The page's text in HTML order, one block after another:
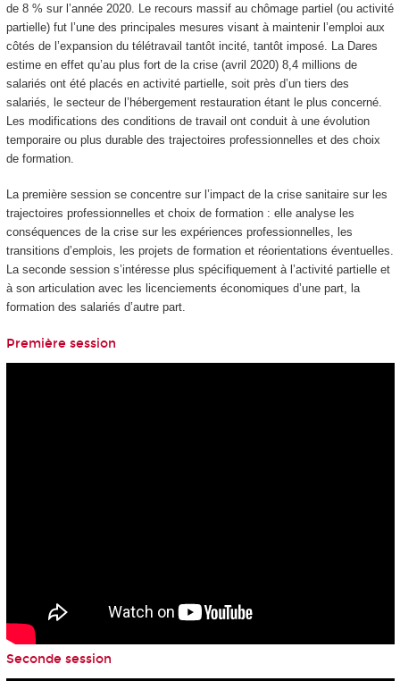
de 8 % sur l’année 2020. Le recours massif au chômage partiel (ou activité
partielle) fut l’une des principales mesures visant à maintenir l’emploi aux
côtés de l’expansion du télétravail tantôt incité, tantôt imposé. La Dares
estime en effet qu’au plus fort de la crise (avril 2020) 8,4 millions de
salariés ont été placés en activité partielle, soit près d’un tiers des
salariés, le secteur de l’hébergement restauration étant le plus concerné.
Les modifications des conditions de travail ont conduit à une évolution
temporaire ou plus durable des trajectoires professionnelles et des choix
de formation.
La première session se concentre sur l’impact de la crise sanitaire sur les
trajectoires professionnelles et choix de formation : elle analyse les
conséquences de la crise sur les expériences professionnelles, les
transitions d’emplois, les projets de formation et réorientations éventuelles.
La seconde session s’intéresse plus spécifiquement à l’activité partielle et
à son articulation avec les licenciements économiques d’une part, la
formation des salariés d’autre part.
Première session
Seconde session